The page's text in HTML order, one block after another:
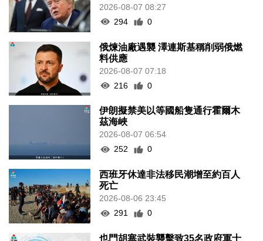
2026-08-07 08:27
294
0
俄煉油廠遇襲 澤連斯基稱削弱俄燃
料供應
2026-08-07 07:18
216
0
伊朗擬禁美以等國船隻通行霍爾木
茲海峽
2026-08-07 06:54
252
0
西班牙休達非法移民潮增至約百人
死亡
2026-08-06 23:45
291
0
也門胡塞武裝襲擊致35名政府軍士